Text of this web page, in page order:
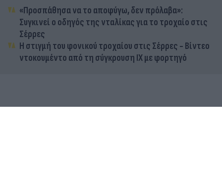
«Προσπάθησα να το αποφύγω, δεν πρόλαβα»:
Συγκινεί ο οδηγός της νταλίκας για το τροχαίο στις
Σέρρες
Η στιγμή του φονικού τροχαίου στις Σέρρες - Βίντεο
ντοκουμέντο από τη σύγκρουση ΙΧ με φορτηγό